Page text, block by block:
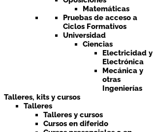
Matemáticas
Pruebas de acceso a
Ciclos Formativos
Universidad
Ciencias
Electricidad y
Electrónica
Mecánica y
otras
Ingenierías
Talleres, kits y cursos
Talleres
Talleres y cursos
Cursos en diferido